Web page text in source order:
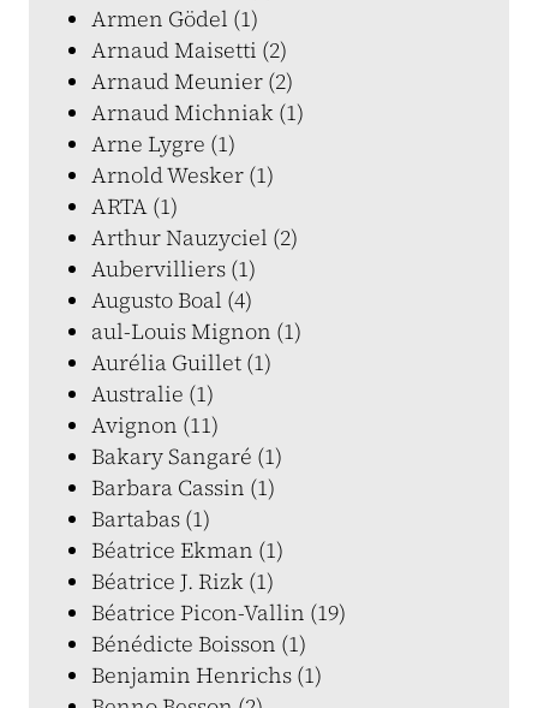
Armen Gödel (1)
Arnaud Maisetti (2)
Arnaud Meunier (2)
Arnaud Michniak (1)
Arne Lygre (1)
Arnold Wesker (1)
ARTA (1)
Arthur Nauzyciel (2)
Aubervilliers (1)
Augusto Boal (4)
aul-Louis Mignon (1)
Aurélia Guillet (1)
Australie (1)
Avignon (11)
Bakary Sangaré (1)
Barbara Cassin (1)
Bartabas (1)
Béatrice Ekman (1)
Béatrice J. Rizk (1)
Béatrice Picon-Vallin (19)
Bénédicte Boisson (1)
Benjamin Henrichs (1)